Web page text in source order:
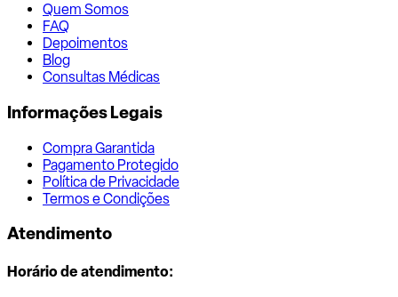
Quem Somos
FAQ
Depoimentos
Blog
Consultas Médicas
Informações Legais
Compra Garantida
Pagamento Protegido
Política de Privacidade
Termos e Condições
Atendimento
Horário de atendimento: